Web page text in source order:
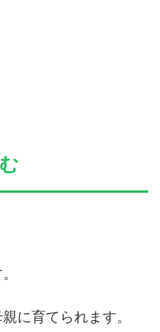
に育てられます。